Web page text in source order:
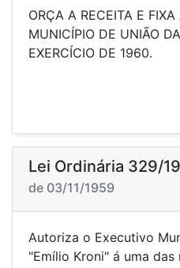
ORÇA A RECEITA E
MUNICÍPIO DE UNIÃO
Lei Ordinária 329/
de 03/11/1959
Autoriza o Executivo
"Emílio Kroni" á uma